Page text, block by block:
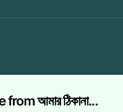
আমার ঠিকানা...